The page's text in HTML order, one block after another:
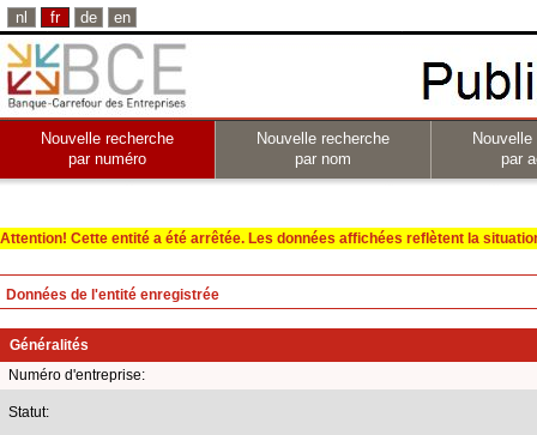
nl fr de en
Nouvelle recherche
par numéro
Nouvelle recherche
par nom
par
Attention! Cette entité a été arrêtée. Les données affichées reflètent la
Données de l'entité enregistrée
Généralités
Numéro d'entreprise:
Statut: